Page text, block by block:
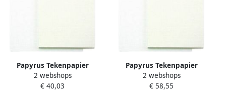
Papyrus Tekenpapier
50x65cm 200gr 100 vel
2 webshops
€ 40,03
Papyrus Tekenpapier
65x100cm 120gr 125 vel
2 webshops
€ 58,55